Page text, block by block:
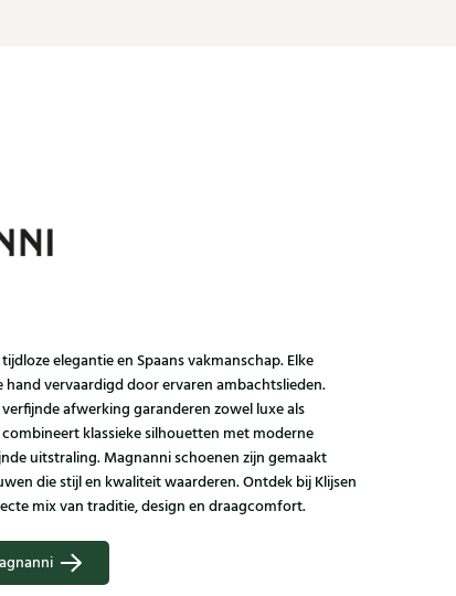
elegantie en Spaans vakmanschap. Elke
vervaardigd door ervaren ambachtslieden.
afwerking garanderen zowel luxe als
klassieke silhouetten met moderne
uitstraling. Magnanni schoenen zijn gemaakt
die stijl en kwaliteit waarderen. Ontdek bij Klijsen
mix van traditie, design en draagcomfort.